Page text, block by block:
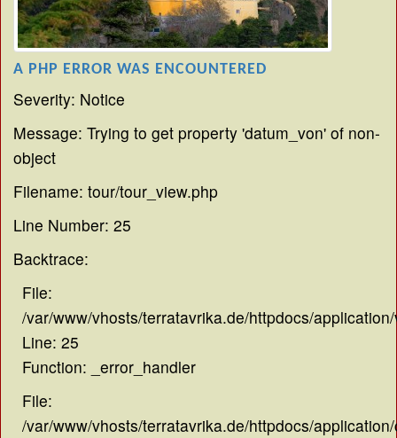
A PHP ERROR WAS ENCOUNTERED
Severity: Notice
Message: Trying to get property 'datum_von' of non-
object
Filename: tour/tour_view.php
Line Number: 25
Backtrace:
File:
/var/www/vhosts/terratavrika.de/httpdocs/
Line: 25
Function: _error_handler
File:
/var/www/vhosts/terratavrika.de/httpdocs/